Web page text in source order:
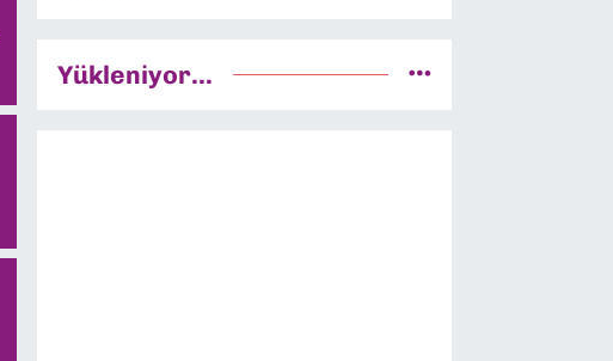
Yükleniyor...